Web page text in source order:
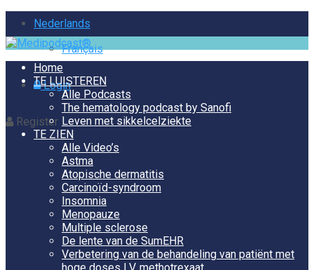
Nederlands
Français
Login
Register
Home
TE LUISTEREN
Alle Podcasts
The hematology podcast by Sanofi
Leven met sikkelcelziekte
TE ZIEN
Alle Video’s
Astma
Atopische dermatitis
Carcinoïd-syndroom
Insomnia
Menopauze
Multiple sclerose
De lente van de SumEHR
Verbetering van de behandeling van patiënt met